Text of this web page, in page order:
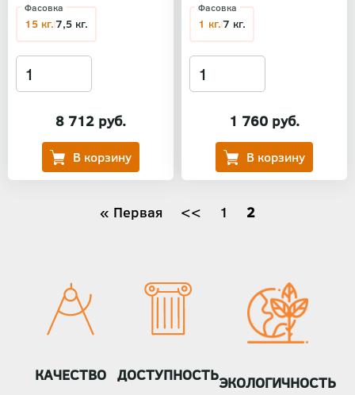
8 712 руб.
Фасовка
15 кг.7,5 кг.
1 760 руб.
Фасовка
1 кг.7 кг.
НумерацияПервая
« Первая ←
<< Страница
1
Текущая
2
КАЧЕСТВО ДОСТУПНОСТЬЭКОЛОГИЧНОСТЬ